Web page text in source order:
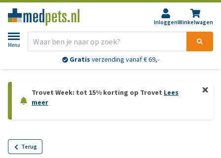
InloggenWinkelwagen
Menu
Gratis verzending vanaf € 69,-
Trovet Week: tot 15% korting op Trovet Lees
meer
Terug